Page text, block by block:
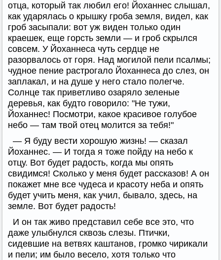
отца, который так любил его! Йоханнес слышал,
как ударялась о крышку гроба земля, видел, как
гроб засыпали: вот уж виден только один
краешек, еще горсть земли — и гроб скрылся
совсем. У Йоханнеса чуть сердце не
разорвалось от горя. Над могилой пели псалмы;
чудное пение растрогало Йоханнеса до слез, он
заплакал, и на душе у него стало полегче.
Солнце так приветливо озаряло зеленые
деревья, как будто говорило: "Не тужи,
Йоханнес! Посмотри, какое красивое голубое
небо — там твой отец молится за тебя!"
— Я буду вести хорошую жизнь! — сказал
Йоханнес. — И тогда я тоже пойду на небо к
отцу. Вот будет радость, когда мы опять
свидимся! Сколько у меня будет рассказов! А он
покажет мне все чудеса и красоту неба и опять
будет учить меня, как учил, бывало, здесь, на
земле. Вот будет радость!
И он так живо представил себе все это, что
даже улыбнулся сквозь слезы. Птички,
сидевшие на ветвях каштанов, громко чирикали
и пели; им было весело, хотя только что